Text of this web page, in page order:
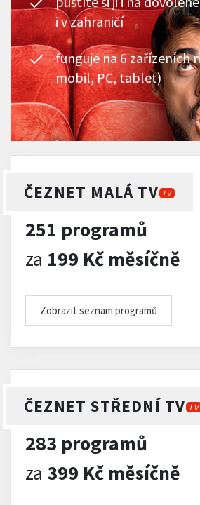
i v zahraničí
funguje na 6 zařízeních
mobil, PC, tablet)
ČEZNET MALÁ TV TV
251 programů
za 199 Kč měsíčně
Zobrazit seznam programů
ČEZNET STŘEDNÍ TV TV
283 programů
za 399 Kč měsíčně